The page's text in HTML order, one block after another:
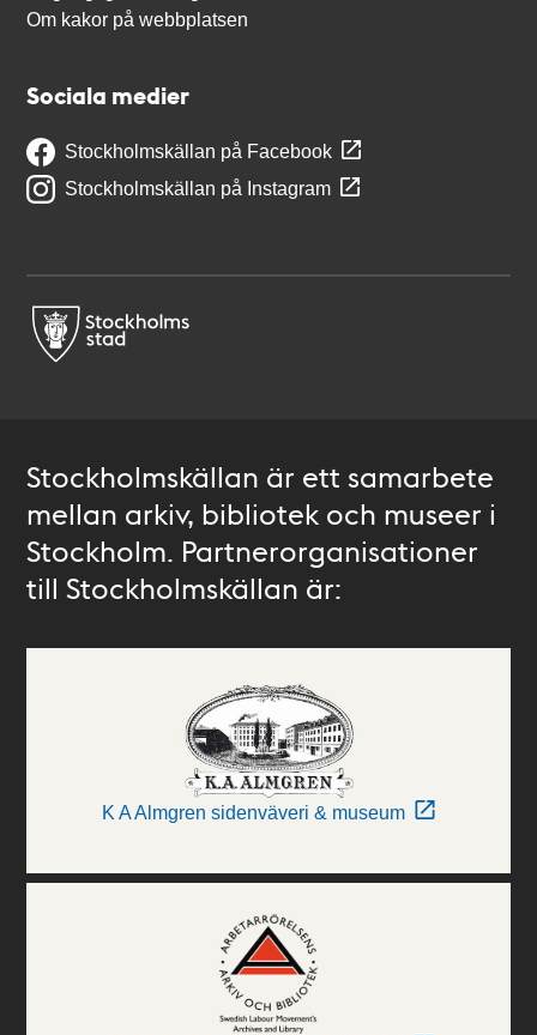
Om kakor på webbplatsen
Sociala medier
Stockholmskällan på Facebook
Stockholmskällan på Instagram
Stockholmskällan är ett samarbete
mellan arkiv, bibliotek och museer i
Stockholm. Partnerorganisationer
till Stockholmskällan är:
K A Almgren sidenväveri & museum